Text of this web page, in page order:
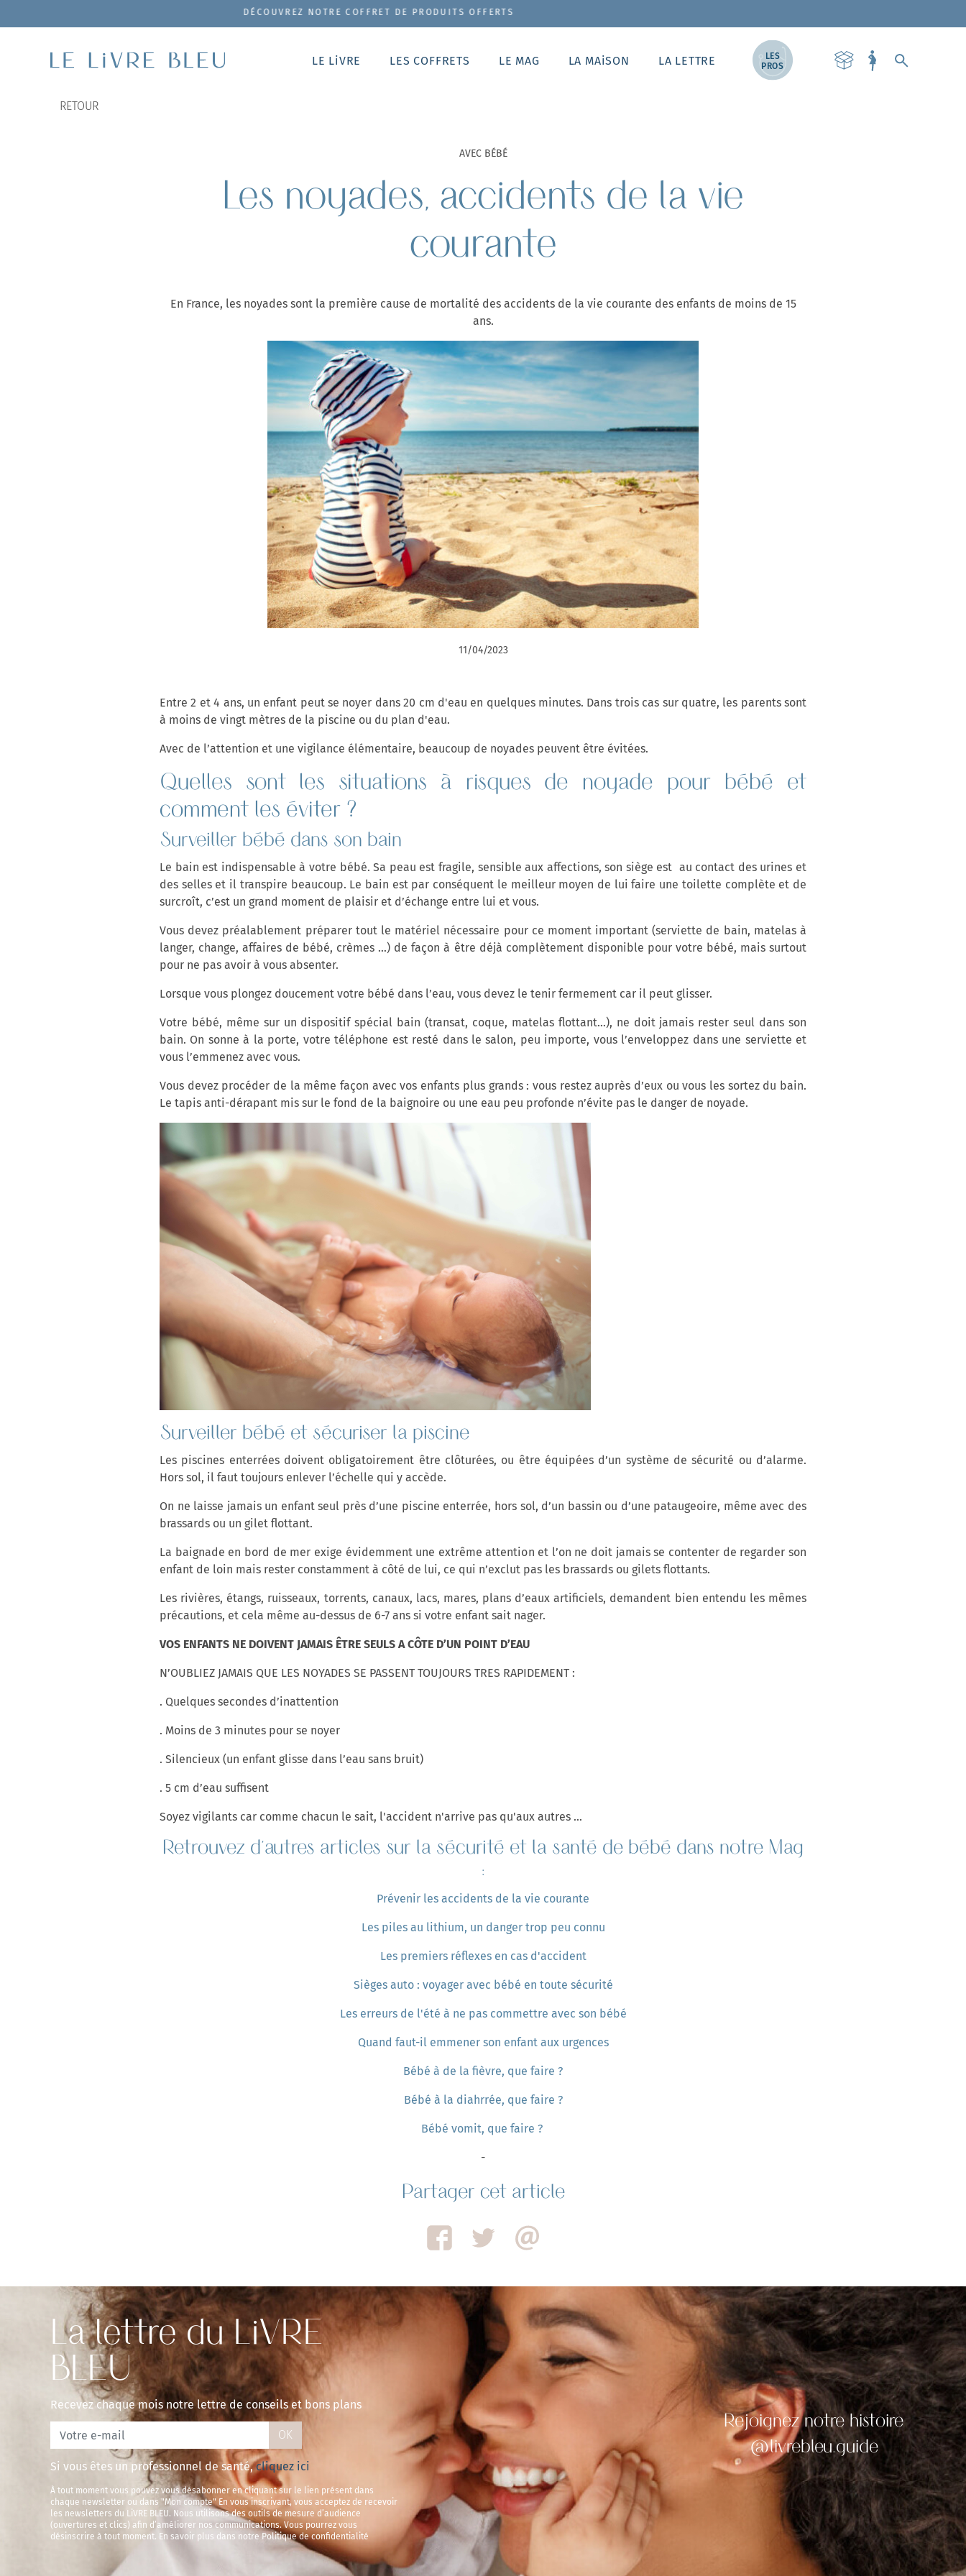
DÉCOUVREZ NOTRE COFFRET DE PRODUITS OFFERTS
LE LiVRE LES COFFRETS LE MAG LA MAiSON LA LETTRE LES
PROS
RETOUR
AVEC BÉBÉ
Les noyades, accidents de la vie
courante
En France, les noyades sont la première cause de mortalité des accidents de la vie courante des enfants de moins de 15
ans.
11/04/2023
Entre 2 et 4 ans, un enfant peut se noyer dans 20 cm d'eau en quelques minutes. Dans trois cas sur quatre, les parents sont
à moins de vingt mètres de la piscine ou du plan d'eau.
Avec de l’attention et une vigilance élémentaire, beaucoup de noyades peuvent être évitées.
Quelles sont les situations à risques de noyade pour bébé et
comment les éviter ?
Surveiller bébé dans son bain
Le bain est indispensable à votre bébé. Sa peau est fragile, sensible aux affections, son siège est au contact des urines et
des selles et il transpire beaucoup. Le bain est par conséquent le meilleur moyen de lui faire une toilette complète et de
surcroît, c’est un grand moment de plaisir et d’échange entre lui et vous.
Vous devez préalablement préparer tout le matériel nécessaire pour ce moment important (serviette de bain, matelas à
langer, change, affaires de bébé, crèmes …) de façon à être déjà complètement disponible pour votre bébé, mais surtout
pour ne pas avoir à vous absenter.
Lorsque vous plongez doucement votre bébé dans l’eau, vous devez le tenir fermement car il peut glisser.
Votre bébé, même sur un dispositif spécial bain (transat, coque, matelas flottant…), ne doit jamais rester seul dans son
bain. On sonne à la porte, votre téléphone est resté dans le salon, peu importe, vous l’enveloppez dans une serviette et
vous l’emmenez avec vous.
Vous devez procéder de la même façon avec vos enfants plus grands : vous restez auprès d’eux ou vous les sortez du bain.
Le tapis anti-dérapant mis sur le fond de la baignoire ou une eau peu profonde n’évite pas le danger de noyade.
Surveiller bébé et sécuriser la piscine
Les piscines enterrées doivent obligatoirement être clôturées, ou être équipées d’un système de sécurité ou d’alarme.
Hors sol, il faut toujours enlever l’échelle qui y accède.
On ne laisse jamais un enfant seul près d’une piscine enterrée, hors sol, d’un bassin ou d’une pataugeoire, même avec des
brassards ou un gilet flottant.
La baignade en bord de mer exige évidemment une extrême attention et l’on ne doit jamais se contenter de regarder son
enfant de loin mais rester constamment à côté de lui, ce qui n’exclut pas les brassards ou gilets flottants.
Les rivières, étangs, ruisseaux, torrents, canaux, lacs, mares, plans d’eaux artificiels, demandent bien entendu les mêmes
précautions, et cela même au-dessus de 6-7 ans si votre enfant sait nager.
VOS ENFANTS NE DOIVENT JAMAIS ÊTRE SEULS A CÔTE D’UN POINT D’EAU
N’OUBLIEZ JAMAIS QUE LES NOYADES SE PASSENT TOUJOURS TRES RAPIDEMENT :
. Quelques secondes d’inattention
. Moins de 3 minutes pour se noyer
. Silencieux (un enfant glisse dans l’eau sans bruit)
. 5 cm d’eau suffisent
Soyez vigilants car comme chacun le sait, l'accident n'arrive pas qu'aux autres …
Retrouvez d'autres articles sur la sécurité et la santé de bébé dans notre Mag
:
Prévenir les accidents de la vie courante
Les piles au lithium, un danger trop peu connu
Les premiers réflexes en cas d'accident
Sièges auto : voyager avec bébé en toute sécurité
Les erreurs de l'été à ne pas commettre avec son bébé
Quand faut-il emmener son enfant aux urgences
Bébé à de la fièvre, que faire ?
Bébé à la diahrrée, que faire ?
Bébé vomit, que faire ?
-
Partager cet article
La lettre du LiVRE
BLEU
Recevez chaque mois notre lettre de conseils et bons plans
OK
Si vous êtes un professionnel de santé,cliquez ici
À tout moment vous pouvez vous désabonner en cliquant sur le lien présent dans
chaque newsletter ou dans "Mon compte" En vous inscrivant, vous acceptez de recevoir
les newsletters du LiVRE BLEU. Nous utilisons des outils de mesure d’audience
(ouvertures et clics) afin d’améliorer nos communications. Vous pourrez vous
désinscrire à tout moment. En savoir plus dans notre Politique de confidentialité
Rejoignez notre histoire
@livrebleu.guide
PRODUITS COFFRET JEUNE MAMAN